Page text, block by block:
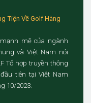
Tiện Về Golf Hàng
mẽ của ngành
và Việt Nam nói
Tổ hợp truyền thông
tiên tại Việt Nam
10/2023.